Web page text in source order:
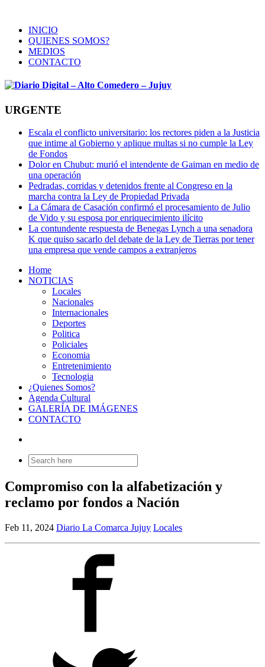
INICIO
QUIENES SOMOS?
MEDIOS
CONTACTO
URGENTE
Escala el conflicto universitario: los rectores piden a la Justicia
que intime al Gobierno y aplique multas si no cumple la Ley
de Fondos
Dolor en Chubut: murió el intendente de Gaiman en medio de
una operación
Pedradas, corridas y detenidos frente al Congreso en la
marcha contra la Ley de Propiedad Privada
La Cámara de Casación confirmó el procesamiento de Julio
de Vido y su esposa por enriquecimiento ilícito
La contundente respuesta de Benegas Lynch a una senadora
K que quiso sacarlo del debate de la Ley de Tierras por tener
una empresa que vende campos a extranjeros
Home
NOTICIAS
Locales
Nacionales
Internacionales
Deportes
Politica
Policiales
Economia
Entretenimiento
Tecnologia
¿Quienes Somos?
Agenda Cultural
GALERÍA DE IMÁGENES
CONTACTO
Search
for:
Compromiso con la alfabetización y
reclamo por fondos a Nación
Feb 11, 2024 Diario La Comarca Jujuy Locales